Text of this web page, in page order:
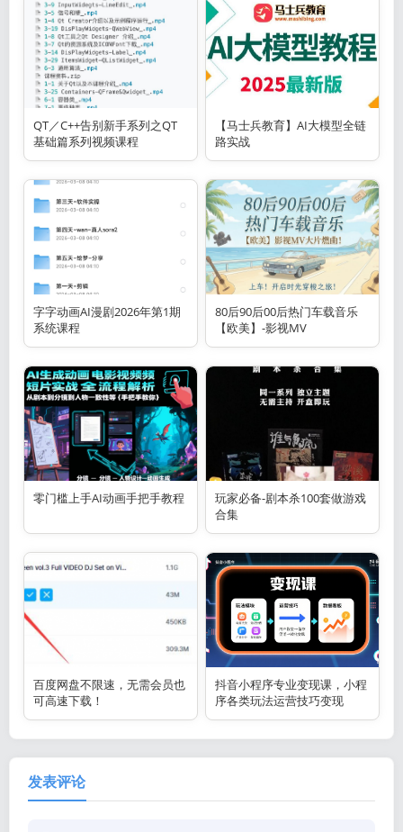
QT／C++告别新手系列之QT
基础篇系列视频课程
【马士兵教育】AI大模型全链
路实战
字字动画AI漫剧2026年第1期
系统课程
80后90后00后热门车载音乐
【欧美】-影视MV
零门槛上手AI动画手把手教程
玩家必备-剧本杀100套做游戏
合集
百度网盘不限速，无需会员也
可高速下载！
抖音小程序专业变现课，小程
序各类玩法运营技巧变现
发表评论